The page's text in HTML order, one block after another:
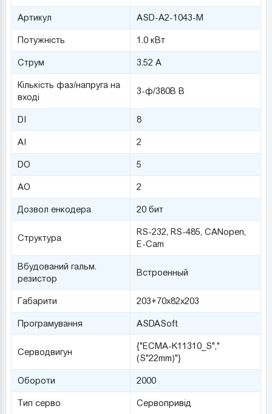
Артикул ASD-A2-1043-M
Потужність 1.0 кВт
Струм 3.52 А
Кількість фаз/напруга на
вході
3-ф/380В В
DI 8
AI 2
DO 5
AO 2
Дозвол енкодера 20 бит
Структура
RS-232, RS-485, CANopen,
E-Cam
Вбудований гальм.
резистор
Встроенный
Габарити 203+70х82х203
Програмування ASDASoft
Серводвигун
{"ECMA-K11310_S","
(S"22mm)"}
Обороти 2000
Тип серво Сервопривід